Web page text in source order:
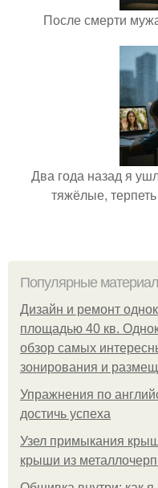
После смерти
Два года назад я
тяжёлые,
Популярные
Дизайн и ремонт
площадью 40 кв.
обзор самых
зонирования и
Упражнения по
достичь успеха
Узел примыкания
крыши из